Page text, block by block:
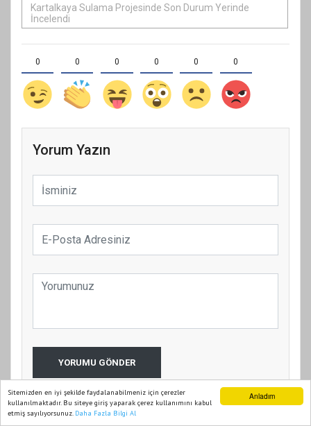
Anladım
Sitemizden en iyi şekilde faydalanabilmeniz için çerezler
kullanılmaktadır. Bu siteye giriş yaparak çerez kullanımını kabul
etmiş sayılıyorsunuz. Daha Fazla Bilgi Al
Kartalkaya Sulama Projesinde Son Durum Yerinde
İncelendi
0 0 0 0 0 0
Yorum Yazın
YORUMU GÖNDER
Benzer Haberler
Ana Sayfa Web TV